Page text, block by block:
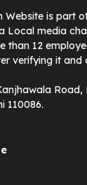
Website is part
Local media
than 12
verifying it
Road,
110086.